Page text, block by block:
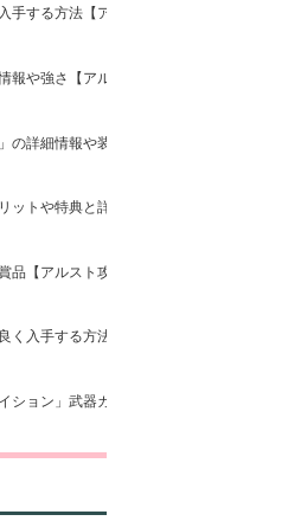
手する方法【アルスト攻略】
報や強さ【アルスト攻略】
の詳細情報や装備の強さの比較【アルスト攻
ットや特典と詳細情報【アルスト攻略】
品【アルスト攻略】
く入手する方法や入手方法【アルスト攻略】
ション」武器ガチャの詳細と装備の強さ比